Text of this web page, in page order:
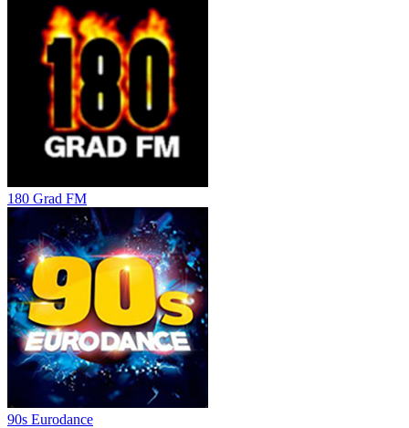
180 Grad FM
90s Eurodance